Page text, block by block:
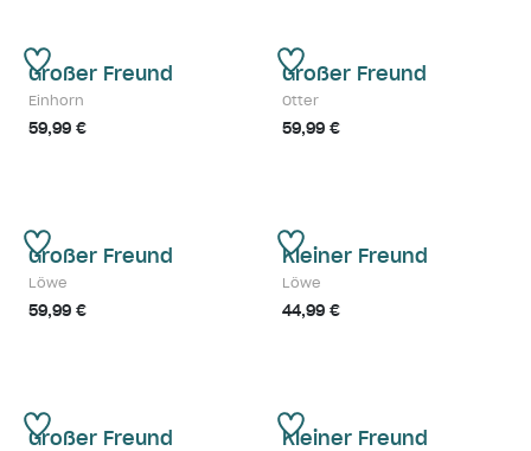
Großer Freund
Einhorn
59,99 €
Großer Freund
Otter
59,99 €
Großer Freund
Löwe
59,99 €
Kleiner Freund
Löwe
44,99 €
Großer Freund Kleiner Freund